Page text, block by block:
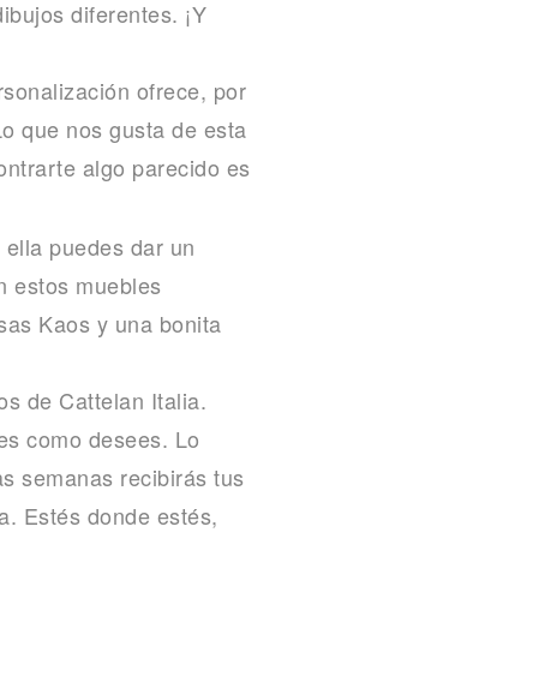
diferentes. ¡Y
ofrece, por
que nos gusta de esta
algo parecido es
puedes dar un
estos muebles
Kaos y una bonita
de Cattelan Italia.
como desees. Lo
semanas recibirás tus
Estés donde estés,